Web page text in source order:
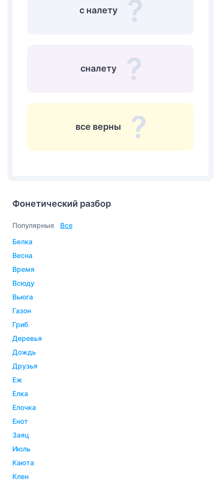
с налету
сналету
все верны
Фонетический разбор
Популярные
Все
белка
весна
время
всюду
вьюга
газон
гриб
деревья
дождь
друзья
еж
елка
елочка
енот
заяц
июль
каюта
клен